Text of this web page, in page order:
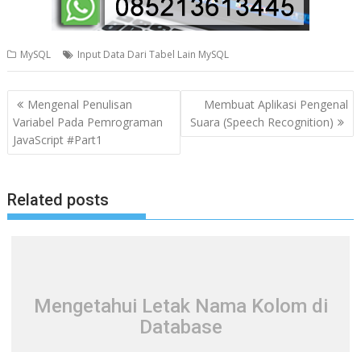
MySQL Input Data Dari Tabel Lain MySQL
N
a
v
g
a
Mengenal Penulisan
Variabel Pada Pemrograman
JavaScript #Part1
Membuat Aplikasi Pengenal
Suara (Speech Recognition)
Related posts
Mengetahui Letak Nama Kolom di
Database